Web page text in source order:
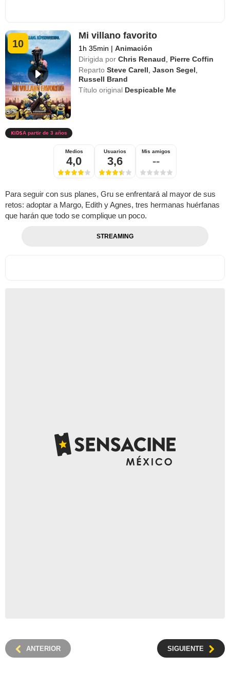
10
Mi villano favorito
1h 35min | Animación
Dirigida por Chris Renaud, Pierre Coffin
Reparto Steve Carell,Jason Segel,
Russell Brand
Título original Despicable Me
A partir de 3 años
Medios
4,0
Usuarios
3,6
Mis amigos
--
Para seguir con sus planes, Gru se enfrentará al mayor de sus
retos: adoptar a Margo, Edith y Agnes, tres hermanas huérfanas
que harán que todo se complique un poco.
STREAMING
ANTERIOR SIGUIENTE